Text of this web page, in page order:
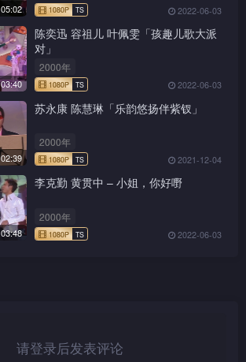
1080P
05:02
1080P TS
2022-06-03
03:40
陈奕迅 容祖儿 叶佩雯「孩趣儿歌大派
对」
2000年
2022-06-03
02:39
苏永康 陈慧琳「乐韵悠扬伴紫钗」
2000年
2021-12-04
03:48
李克勤 黄贯中 – 小姐，你好嘢
2000年
2022-06-03
请登录后发表评论